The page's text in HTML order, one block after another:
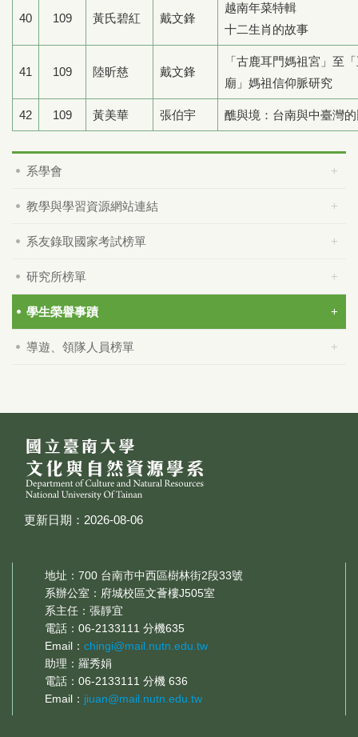
40 109 黃氏碧紅 戴文鋒
越南年菜特輯
十二生肖的故事
41 109 陸昕慈 戴文鋒
「古鹿耳門媽祖宮」至
廟」媽祖信仰脈研究
42 109 黃美華 張伯宇 醮與境：台南與中臺灣
系學會
教學與學習資源網站連結
系友錄取國家考試榜單
研究所榜單
學生榮譽事蹟
導遊、領隊人員榜單
更新日期：2026-08-06
地址：700 台南市中西區樹林街2段33號
系辦公室：府城校區文薈樓J505室
系主任：張靜宜
電話：06-2133111 分機635
Email： chingi@mail.nutn.edu.tw
助理：羅秀娟
電話：06-2133111 分機 636
Email： jiuan@mail.nutn.edu.tw